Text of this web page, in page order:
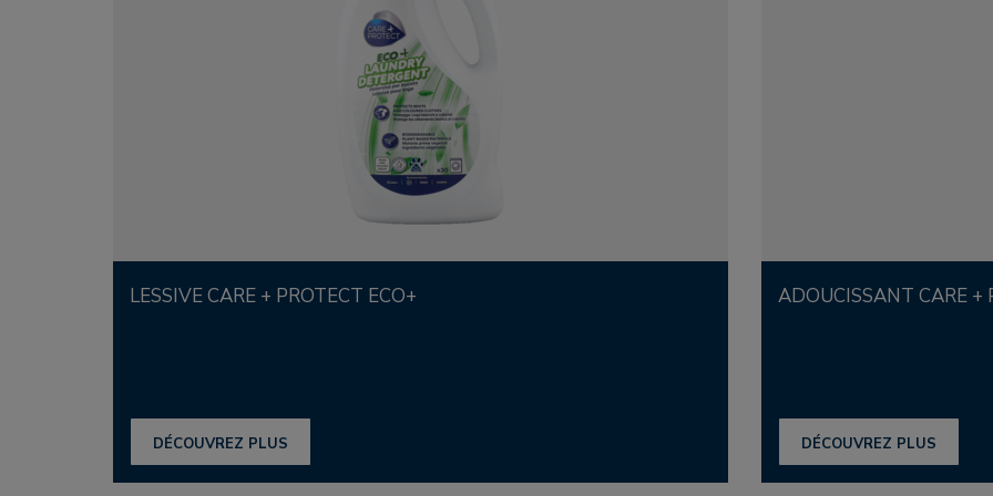
LESSIVE CARE + PROTECT ECO+
DÉCOUVREZ PLUS
ADOUCISSANT CARE
DÉCOUVREZ PLUS